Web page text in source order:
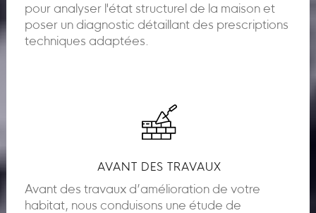
pour analyser l'état structurel de la maison et
poser un diagnostic détaillant des prescriptions
techniques adaptées.
AVANT DES TRAVAUX
Avant des travaux d’amélioration de votre
habitat, nous conduisons une étude de